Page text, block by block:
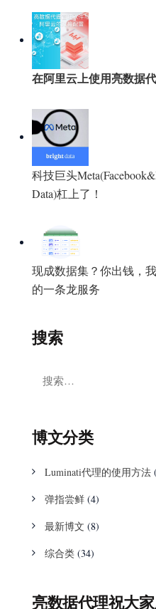
在阿里云上使用亮数据
科技巨头
Data)杠上了！
现成数据集？你出钱，
的一条龙服务
搜索
博文分类
Luminati代理的使用方法
弹指尝鲜 (4)
最新博文 (8)
综合类 (34)
亮数据代理祝大